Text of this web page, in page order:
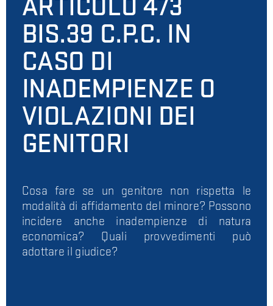
ARTICOLO 473
BIS.39 C.P.C. IN
CASO DI
INADEMPIENZE O
VIOLAZIONI DEI
GENITORI
Cosa fare se un genitore non rispetta le
modalità di affidamento del minore? Possono
incidere anche inadempienze di natura
economica? Quali provvedimenti può
adottare il giudice?